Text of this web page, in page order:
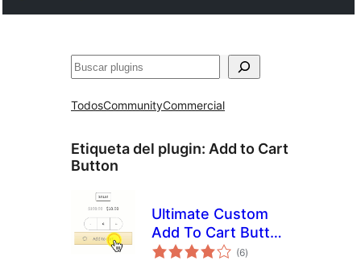
Buscar
TodosCommunityCommercial
Etiqueta del plugin: Add to Cart
Button
Ultimate Custom
Add To Cart Button
(Ajax) For
(6total
de
)